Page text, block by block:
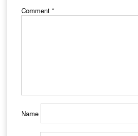
Comment *
Name